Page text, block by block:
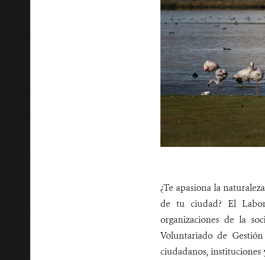
¿Te apasiona la
de tu ciudad? El
organizaciones de la
Voluntariado de
ciudadanos,